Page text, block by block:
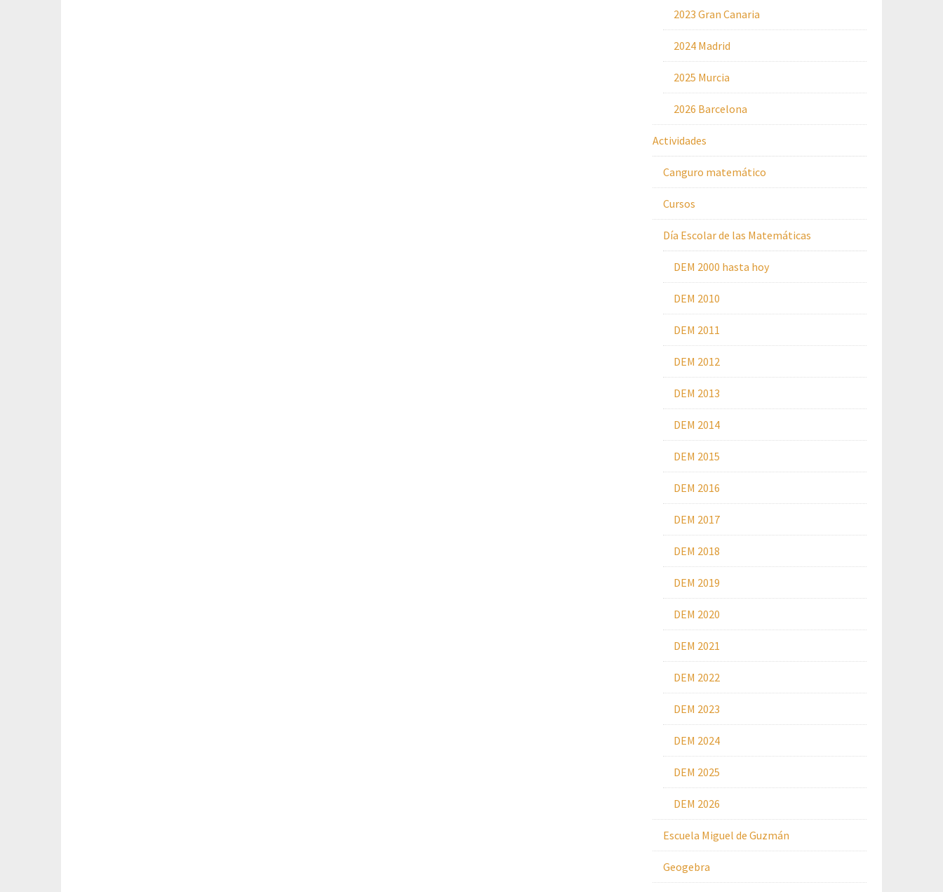
2023 Gran Canaria
2024 Madrid
2025 Murcia
2026 Barcelona
Actividades
Canguro matemático
Cursos
Día Escolar de las Matemáticas
DEM 2000 hasta hoy
DEM 2010
DEM 2011
DEM 2012
DEM 2013
DEM 2014
DEM 2015
DEM 2016
DEM 2017
DEM 2018
DEM 2019
DEM 2020
DEM 2021
DEM 2022
DEM 2023
DEM 2024
DEM 2025
DEM 2026
Escuela Miguel de Guzmán
Geogebra